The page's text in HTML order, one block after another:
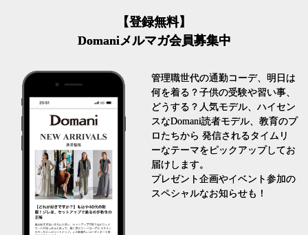
【登録無料】
Domaniメルマガ会員募集中
管理職世代の通勤コーデ、明日は
何を着る？子供の受験や習い事、
どうする？人気モデル、ハイセン
スなDomani読者モデル、教育のプ
ロたちから 発信されるタイムリ
ーなテーマをピックアップしてお
届けします。
プレゼント企画やイベント参加の
スペシャルなお知らせも！